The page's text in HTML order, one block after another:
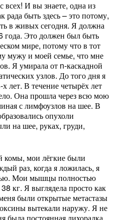
всех! И вы знаете, одна из
рада быть здесь – это потому,
в живых сегодня. Я должна
года. Это должен был быть
мире, потому что в тот
мужу и моей семье, что мне
Я умирала от n-каскадной
узлов. До того дня я
лет. В течение четырёх лет
Она прошла через всю мою
с лимфоузлов на шее. В
опухоли
на шее, руках, груди,
комы, мои лёгкие были
раз, когда я ложилась, я
Мои мышцы полностью
кг. Я выглядела просто как
были открытые метастазы
вытекали наружу. Я не